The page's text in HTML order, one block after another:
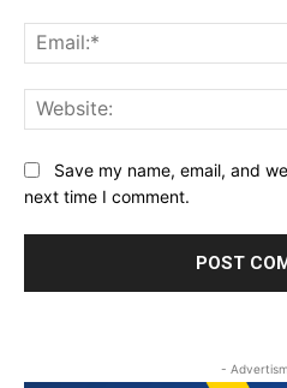
Save my name, email, and
next time I comment.
-